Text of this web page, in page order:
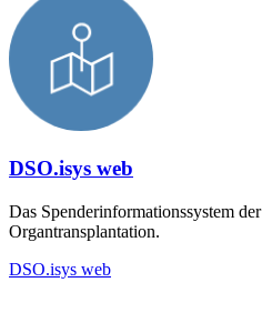
DSO.isys web
Das Spenderinformationssystem
Organtransplantation.
DSO.isys web